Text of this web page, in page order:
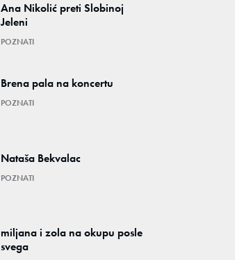
Ana Nikolić preti Slobinoj
Jeleni
POZNATI
Brena pala na koncertu
POZNATI
Nataša Bekvalac
POZNATI
miljana i zola na okupu posle
svega